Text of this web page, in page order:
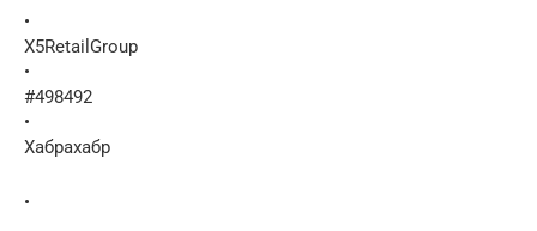
•
X5RetailGroup
•
#498492
•
Хабрахабр
•